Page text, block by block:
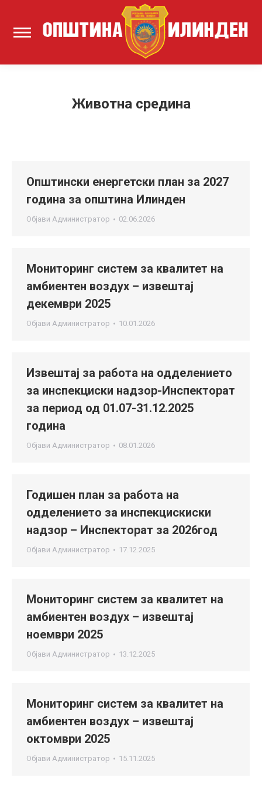
Животна средина
Општински енергетски план за 2027
година за општина Илинден
Објави Администратор 02.06.2026
Мониторинг систем за квалитет на
амбиентен воздух – извештај
декември 2025
Објави Администратор 10.01.2026
Извештај за работа на одделението
за инспекциски надзор-Инспекторат
за период од 01.07-31.12.2025
година
Објави Администратор 08.01.2026
Годишен план за работа на
одделението за инспекцискиски
надзор – Инспекторат за 2026год
Објави Администратор 17.12.2025
Мониторинг систем за квалитет на
амбиентен воздух – извештај
ноември 2025
Објави Администратор 13.12.2025
Мониторинг систем за квалитет на
амбиентен воздух – извештај
октомври 2025
Објави Администратор 15.11.2025